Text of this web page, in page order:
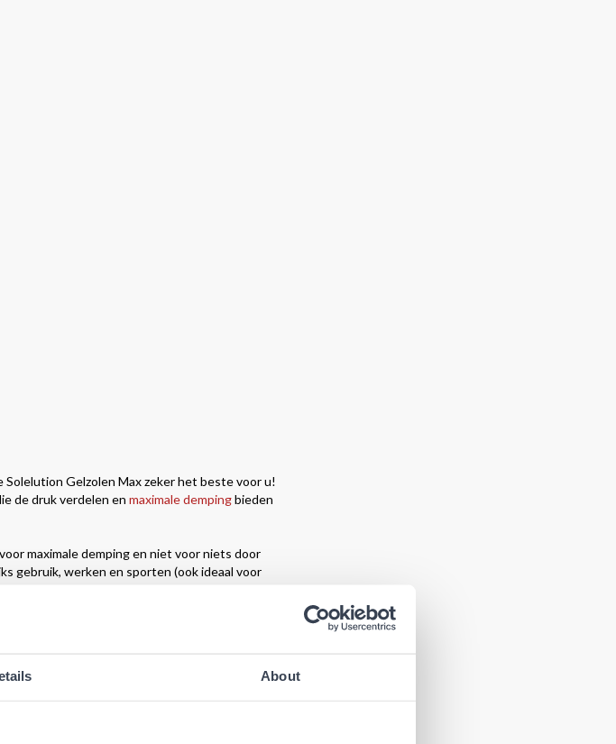
About
Solelution Gelzolen Maxzeker het beste voor u!
de druk verdelen en maximaledempingbieden
maximale demping en niet voor niets door
gebruik, werken en sporten (ook ideaal voor